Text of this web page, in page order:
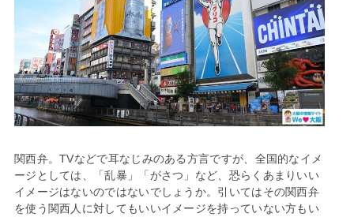
関西弁。TVなどで耳なじみのある方言ですが、全国的なイメ
ージとしては、「乱暴」「がさつ」など、恐らくあまりいい
イメージはないのではないでしょうか。引いてはその関西弁
を使う関西人に対してもいいイメージを持っていない方もい